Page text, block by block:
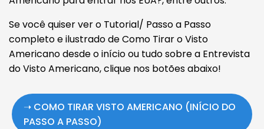
Se você quiser ver o Tutorial/ Passo a Passo
completo e ilustrado de Como Tirar o Visto
Americano desde o início ou tudo sobre a Entrevista
do Visto Americano, clique nos botões abaixo!
➝ COMO TIRAR VISTO AMERICANO (INÍCIO DO
PASSO A PASSO)